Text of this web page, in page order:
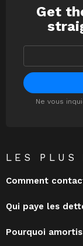
Get
Ne vous
LES PLUS
Comment
Qui paye les
Pourquoi